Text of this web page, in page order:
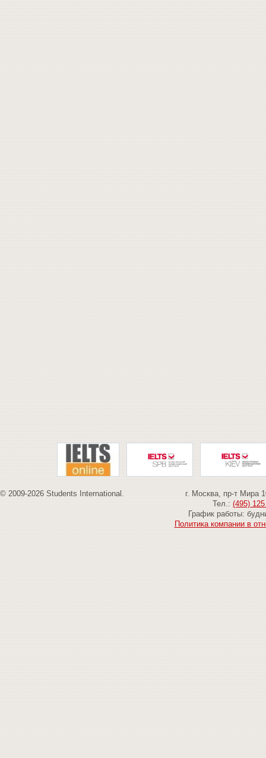
© 2009-2026 Students International.
г. Москва, пр-т Мира
Тел.: (495)
График работы:
Политика компании в